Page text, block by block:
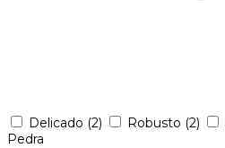
Delicado (2) Robusto (2)
Pedra